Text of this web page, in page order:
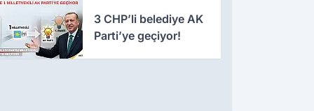
3 CHP’li belediye AK
Parti’ye geçiyor!